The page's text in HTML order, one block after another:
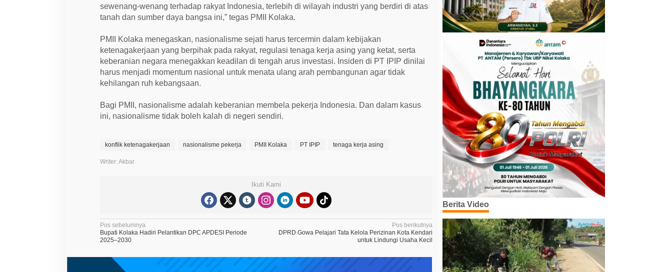
sewenang-wenang terhadap rakyat Indonesia, terlebih di wilayah industri yang berdiri di atas
tanah dan sumber daya bangsa ini,” tegas PMII Kolaka.
PMII Kolaka menegaskan, nasionalisme sejati harus tercermin dalam kebijakan
ketenagakerjaan yang berpihak pada rakyat, regulasi tenaga kerja asing yang ketat, serta
keberanian negara menegakkan keadilan di tengah arus investasi. Insiden di PT IPIP dinilai
harus menjadi momentum nasional untuk menata ulang arah pembangunan agar tidak
kehilangan ruh kebangsaan.
Bagi PMII, nasionalisme adalah keberanian membela pekerja Indonesia. Dan dalam kasus
ini, nasionalisme tidak boleh kalah di negeri sendiri.
konflik ketenagakerjaan nasionalisme pekerja PMII Kolaka PT IPIP tenaga kerja asing
Writer: Akbar
Ikuti Kami
N
a
v
Pos sebelumnya
Bupati Kolaka Hadiri Pelantikan DPC APDESI Periode
2025–2030
Pos berikutnya
DPRD Gowa Pelajari Tata Kelola Perizinan Kota Kendari
untuk Lindungi Usaha Kecil
Berita Video